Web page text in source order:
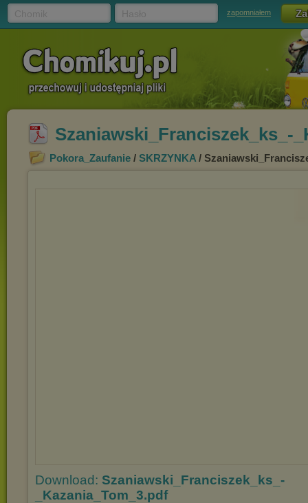
zapomniałem
Szaniawski_Franciszek_ks_-
Pokora_Zaufanie / SKRZYNKA /
Download: Szaniawski_Franciszek_ks_-
_Kazania_Tom_3.pdf